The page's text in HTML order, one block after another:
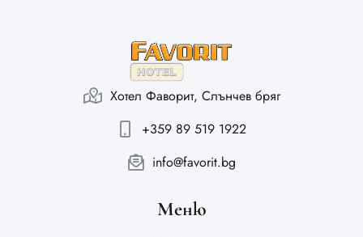
Хотел Фаворит, Слънчев бряг
+359 89 519 1922
info@favorit.bg
Меню